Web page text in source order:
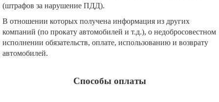
(штрафов за нарушение ПДД).
В отношении которых получена информация из других
компаний (по прокату автомобилей и т.д.), о недобросовестном
исполнении обязательств, оплате, использованию и возврату
автомобилей.
Способы оплаты